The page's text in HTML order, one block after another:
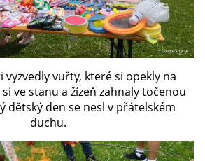
Střížovice 157, 332 07
IČO: 49183516
číslo účtu: 193707116/0300
datové schránky: d3twtd3
Starosta sboru: Vladimír Plic
tel: +420 603 789 645
email: PlicVlada@seznam.cz
|Tisk|Aktualizováno: 5. 8. 2026|Nahoru ↑
vyzvedly vuřty, které si opekly na
ve stanu a žízeň zahnaly točenou
dětský den se nesl v přátelském
duchu.